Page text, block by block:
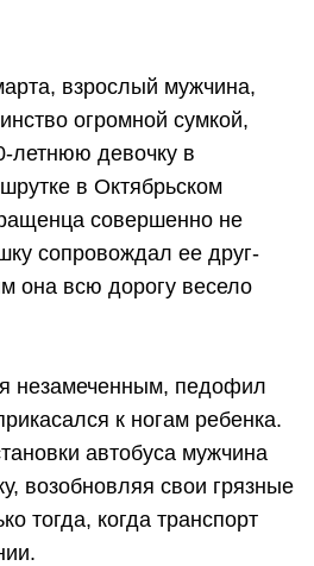
взрослый мужчина,
огромной сумкой,
летнюю девочку в
в Октябрьском
совершенно не
сопровождал ее друг-
она всю дорогу весело
незамеченным, педофил
к ногам ребенка.
автобуса мужчина
возобновляя свои грязные
тогда, когда транспорт